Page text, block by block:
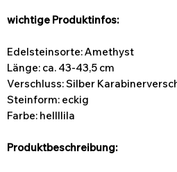
wichtige Produktinfos:
Edelsteinsorte: Amethyst
Länge: ca. 43-43,5 cm
Verschluss: Silber
Steinform: eckig
Farbe: hellllila
Produktbeschreibung: